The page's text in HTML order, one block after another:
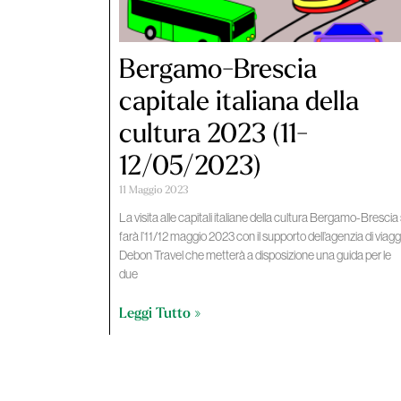
Bergamo-Brescia
capitale italiana della
cultura 2023 (11-
12/05/2023)
11 Maggio 2023
La visita alle capitali italiane della cultura Bergamo-Brescia
farà l’11/12 maggio 2023 con il supporto dell’agenzia di
Debon Travel che metterà a disposizione una guida per le
due
Leggi Tutto »